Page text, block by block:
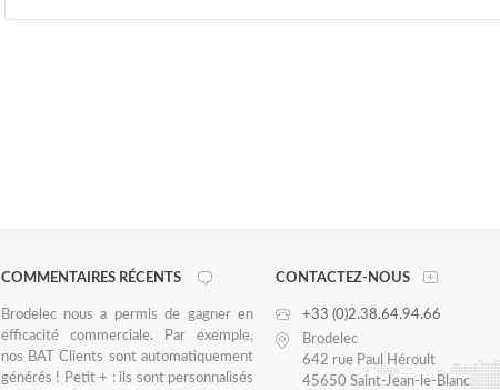
COMMENTAIRES RÉCENTS
Brodelec nous a permis de gagner en
efficacité commerciale. Par exemple,
nos BAT Clients sont automatiquement
générés ! Petit + : ils sont personnalisés
CONTACTEZ-NOUS
+33 (0)2.38.64.94.66
Brodelec
642 rue Paul Héroult
45650 Saint-Jean-le-Blanc